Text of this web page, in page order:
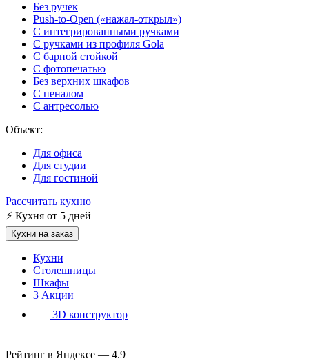
Без ручек
Push-to-Open («нажал-открыл»)
С интегрированными ручками
С ручками из профиля Gola
С барной стойкой
С фотопечатью
Без верхних шкафов
С пеналом
С антресолью
Объект:
Для офиса
Для студии
Для гостиной
Рассчитать кухню
⚡ Кухня от 5 дней
Кухни на заказ
Кухни
Столешницы
Шкафы
3 Акции
3D конструктор
Рейтинг в Яндексе — 4.9